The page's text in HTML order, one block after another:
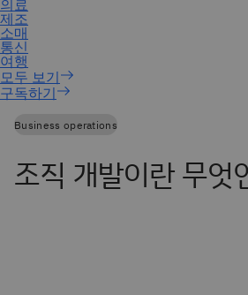
구독하기
Business operations
조직 개발이란 무엇